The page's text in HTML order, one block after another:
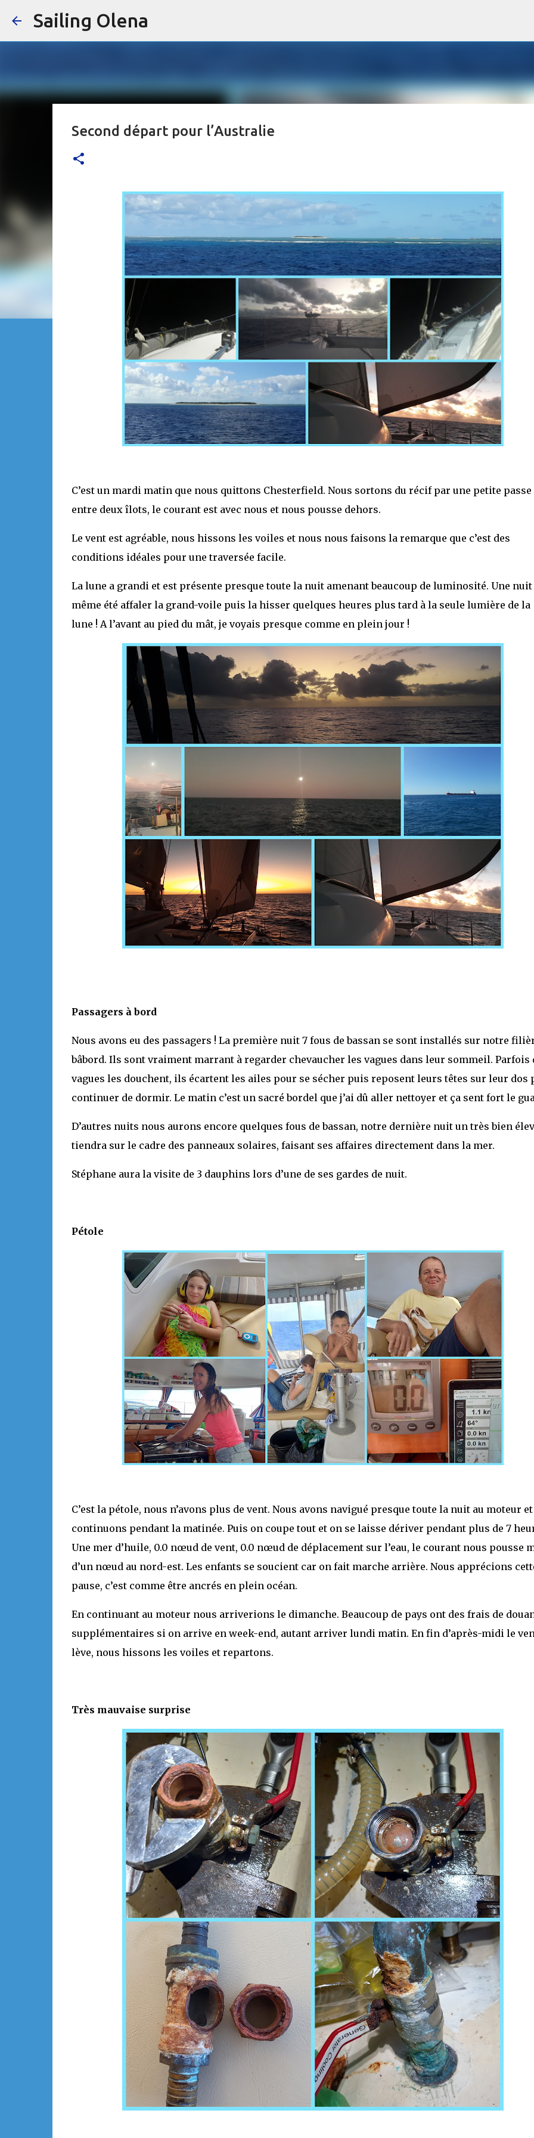
Sailing Olena
Second départ pour l’Australie
C’est un mardi matin que nous quittons Chesterfield. Nous sortons du récif par une petite passe
entre deux îlots, le courant est avec nous et nous pousse dehors.
Le vent est agréable, nous hissons les voiles et nous nous faisons la remarque que c’est des
conditions idéales pour une traversée facile.
La lune a grandi et est présente presque toute la nuit amenant beaucoup de luminosité. Une nuit
même été affaler la grand-voile puis la hisser quelques heures plus tard à la seule lumière de la
lune ! A l’avant au pied du mât, je voyais presque comme en plein jour !
Passagers à bord
Nous avons eu des passagers ! La première nuit 7 fous de bassan se sont installés sur notre
bâbord. Ils sont vraiment marrant à regarder chevaucher les vagues dans leur sommeil. Parfois
vagues les douchent, ils écartent les ailes pour se sécher puis reposent leurs têtes sur leur dos
continuer de dormir. Le matin c’est un sacré bordel que j’ai dû aller nettoyer et ça sent fort le
D’autres nuits nous aurons encore quelques fous de bassan, notre dernière nuit un très bien
tiendra sur le cadre des panneaux solaires, faisant ses affaires directement dans la mer.
Stéphane aura la visite de 3 dauphins lors d’une de ses gardes de nuit.
Pétole
C’est la pétole, nous n’avons plus de vent. Nous avons navigué presque toute la nuit au moteur et
continuons pendant la matinée. Puis on coupe tout et on se laisse dériver pendant plus de 7
Une mer d’huile, 0.0 nœud de vent, 0.0 nœud de déplacement sur l’eau, le courant nous pousse
d’un nœud au nord-est. Les enfants se soucient car on fait marche arrière. Nous apprécions
pause, c’est comme être ancrés en plein océan.
En continuant au moteur nous arriverions le dimanche. Beaucoup de pays ont des frais de
supplémentaires si on arrive en week-end, autant arriver lundi matin. En fin d’après-midi le
lève, nous hissons les voiles et repartons.
Très mauvaise surprise